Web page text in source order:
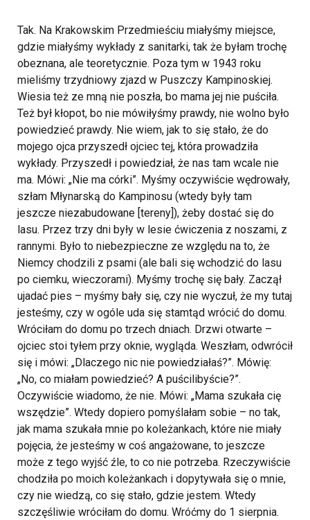
Tak. Na Krakowskim Przedmieściu miałyśmy miejsce,
gdzie miałyśmy wykłady z sanitarki, tak że byłam trochę
obeznana, ale teoretycznie. Poza tym w 1943 roku
mieliśmy trzydniowy zjazd w Puszczy Kampinoskiej.
Wiesia też ze mną nie poszła, bo mama jej nie puściła.
Też był kłopot, bo nie mówiłyśmy prawdy, nie wolno było
powiedzieć prawdy. Nie wiem, jak to się stało, że do
mojego ojca przyszedł ojciec tej, która prowadziła
wykłady. Przyszedł i powiedział, że nas tam wcale nie
ma. Mówi: „Nie ma córki”. Myśmy oczywiście wędrowały,
szłam Młynarską do Kampinosu (wtedy były tam
jeszcze niezabudowane [tereny]), żeby dostać się do
lasu. Przez trzy dni były w lesie ćwiczenia z noszami, z
rannymi. Było to niebezpieczne ze względu na to, że
Niemcy chodzili z psami (ale bali się wchodzić do lasu
po ciemku, wieczorami). Myśmy trochę się bały. Zaczął
ujadać pies – myśmy bały się, czy nie wyczuł, że my tutaj
jesteśmy, czy w ogóle uda się stamtąd wrócić do domu.
Wróciłam do domu po trzech dniach. Drzwi otwarte –
ojciec stoi tyłem przy oknie, wygląda. Weszłam, odwrócił
się i mówi: „Dlaczego nic nie powiedziałaś?”. Mówię:
„No, co miałam powiedzieć? A puścilibyście?”.
Oczywiście wiadomo, że nie. Mówi: „Mama szukała cię
wszędzie”. Wtedy dopiero pomyślałam sobie – no tak,
jak mama szukała mnie po koleżankach, które nie miały
pojęcia, że jesteśmy w coś angażowane, to jeszcze
może z tego wyjść źle, to co nie potrzeba. Rzeczywiście
chodziła po moich koleżankach i dopytywała się o mnie,
czy nie wiedzą, co się stało, gdzie jestem. Wtedy
szczęśliwie wróciłam do domu. Wróćmy do 1 sierpnia.